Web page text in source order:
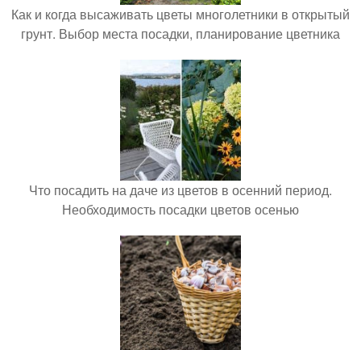
Как и когда высаживать цветы многолетники в открытый
грунт. Выбор места посадки, планирование цветника
Что посадить на даче из цветов в осенний период.
Необходимость посадки цветов осенью